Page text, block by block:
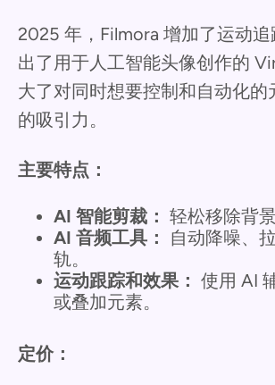
2025 年，Filmora 增加了运动
出了用于人工智能头像创作的
大了对同时想要控制和自动化的
的吸引力。
主要特点：
AI 智能剪裁： 轻松移除背
AI 音频工具：
自动降噪、
轨。
运动跟踪和效果： 使用 AI
或叠加元素。
定价：